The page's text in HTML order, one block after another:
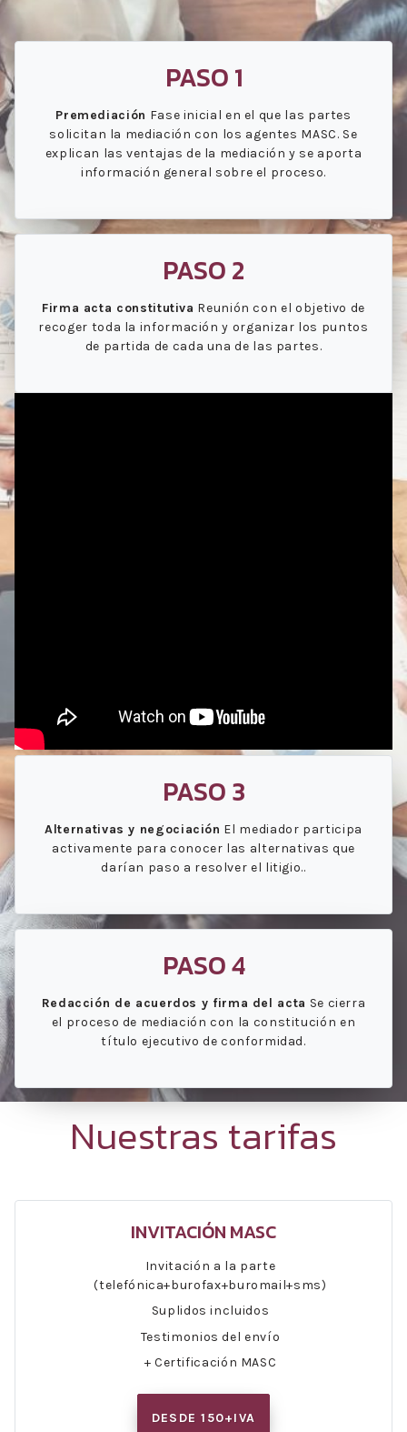
PASO 1
Premediación Fase inicial en el que las partes
solicitan la mediación con los agentes MASC. Se
explican las ventajas de la mediación y se aporta
información general sobre el proceso.
PASO 2
Firma acta constitutiva Reunión con el objetivo de
recoger toda la información y organizar los puntos
de partida de cada una de las partes.
PASO 3
Alternativas y negociación El mediador participa
activamente para conocer las alternativas que
darían paso a resolver el litigio..
PASO 4
Redacción de acuerdos y firma del acta Se cierra
el proceso de mediación con la constitución en
título ejecutivo de conformidad.
Nuestras tarifas
INVITACIÓN MASC
Invitación a la parte
(telefónica+burofax+buromail+sms)
Suplidos incluidos
Testimonios del envío
+ Certificación MASC
DESDE 150+IVA